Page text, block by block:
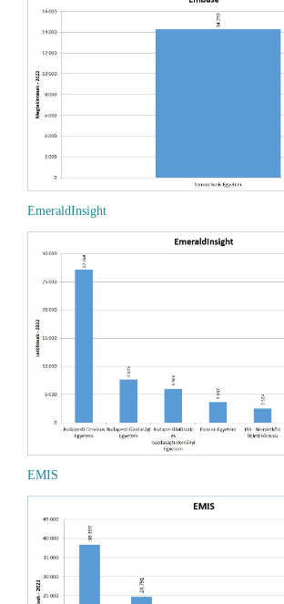
EmeraldInsight
EMIS